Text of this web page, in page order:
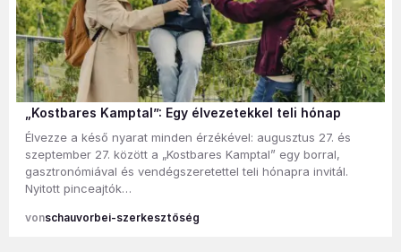
„Kostbares Kamptal”: Egy élvezetekkel teli hónap
Élvezze a késő nyarat minden érzékével: augusztus 27. és
szeptember 27. között a „Kostbares Kamptal” egy borral,
gasztronómiával és vendégszeretettel teli hónapra invitál.
Nyitott pinceajtók…
schauvorbei-szerkesztőség